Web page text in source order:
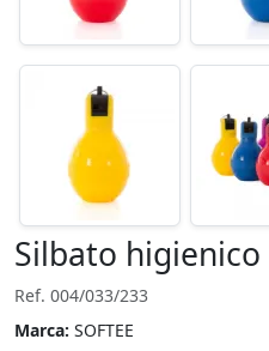
Silbato higienico
Ref. 004/033/233
Marca: SOFTEE